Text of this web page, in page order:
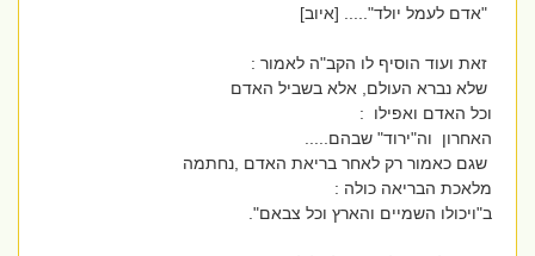
"אדם לעמל יולד"..... [איוב]
זאת ועוד הוסיף לו הקב"ה לאמור :
שלא נברא העולם, אלא בשביל האדם
וכל האדם ואפילו :
האחרון וה"ירוד" שבהם.....
שגם כאמור רק לאחר בריאת האדם ,נחתמה
מלאכת הבריאה כולה :
ב"ויכולו השמיים והארץ וכל צבאם".